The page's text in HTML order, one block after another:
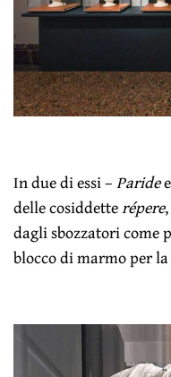
In due di essi –Paride
delle cosiddetterépere
dagli sbozzatori come
blocco di marmo per